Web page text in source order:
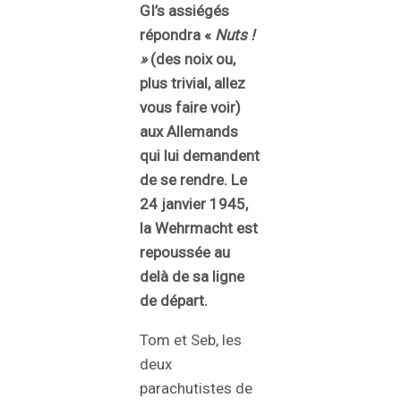
GI’s assiégés
répondra « Nuts !
»(des noix ou,
plus trivial, allez
vous faire voir)
aux Allemands
qui lui demandent
de se rendre. Le
24 janvier 1945,
la Wehrmacht est
repoussée au
delà de sa ligne
de départ.
Tom et Seb, les
deux
parachutistes de